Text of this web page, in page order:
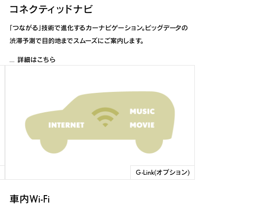
コネクティッドナビ
「つながる」技術で進化するカーナビゲーション。ビッグデータの
渋滞予測で目的地までスムーズにご案内します。
詳細はこちら
G-Link(オプション)
車内Wi-Fi